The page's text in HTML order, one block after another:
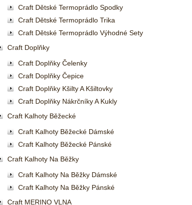
Craft Dětské Termoprádlo Spodky
Craft Dětské Termoprádlo Trika
Craft Dětské Termoprádlo Výhodné Sety
Craft Doplňky
Craft Doplňky Čelenky
Craft Doplňky Čepice
Craft Doplňky Kšilty A Kšiltovky
Craft Doplňky Nákrčníky A Kukly
Craft Kalhoty Běžecké
Craft Kalhoty Běžecké Dámské
Craft Kalhoty Běžecké Pánské
Craft Kalhoty Na Běžky
Craft Kalhoty Na Běžky Dámské
Craft Kalhoty Na Běžky Pánské
Craft MERINO VLNA